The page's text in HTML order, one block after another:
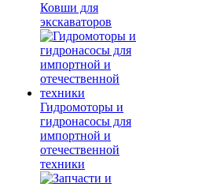
Ковши для
экскаваторов
Гидромоторы и
гидронасосы для
импортной и
отечественной
техники